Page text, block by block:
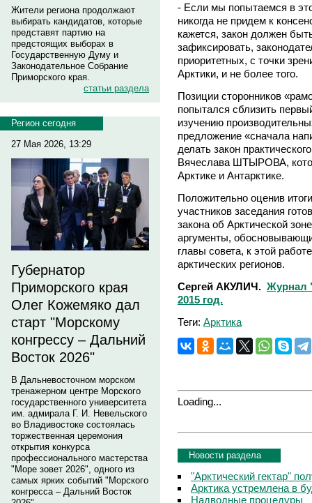
Жители региона продолжают
выбирать кандидатов, которые
представят партию на
предстоящих выборах в
Государственную Думу и
Законодательное Собрание
Приморского края.
статьи раздела
Регион сегодня
27 Мая 2026, 13:29
Губернатор
Приморского края
Олег Кожемяко дал
старт "Морскому
конгрессу – Дальний
Восток 2026"
В Дальневосточном морском
тренажерном центре Морского
государственного университета
им. адмирала Г. И. Невельского
во Владивостоке состоялась
торжественная церемония
открытия конкурса
профессионального мастерства
"Море зовет 2026", одного из
самых ярких событий "Морского
конгресса – Дальний Восток
- Если мы попытаемся в
никогда не придем к
кажется, закон должен
зафиксировать,
приоритетных, с точки
Арктики, и не более того.
Позиции сторонников
попытался сблизить
изучению
предложение «сначала
делать закон
Вячеслава ШТЫРОВА,
Арктике и Антарктике.
Положительно оценив
участников заседания
закона об Арктической
аргументы,
главы совета, к этой
арктических регионов.
Сергей АКУЛИЧ. Журнал
2015 год.
Теги: Арктика
Loading...
Новости раздела
"Арктический гектар"
Арктика устремлена в
Надводные процедуры